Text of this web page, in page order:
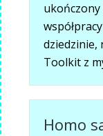
ukończony
dziedzinie,
Toolkit z
Homo